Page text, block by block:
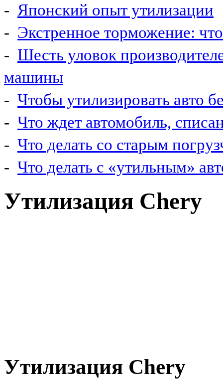
- Японский опыт утилизации
- Экстренное торможение:
- Шесть уловок
машины
- Чтобы утилизировать авто
- Что ждет автомобиль,
- Что делать со старым
- Что делать с «утильным»
Утилизация Chery
Утилизация Chery